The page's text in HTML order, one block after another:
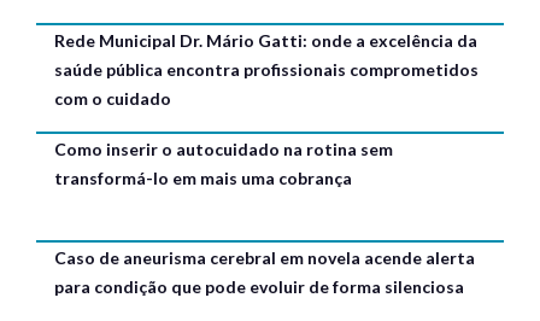
Rede Municipal Dr. Mário Gatti: onde a excelência da
saúde pública encontra profissionais comprometidos
com o cuidado
Como inserir o autocuidado na rotina sem
transformá-lo em mais uma cobrança
Caso de aneurisma cerebral em novela acende alerta
para condição que pode evoluir de forma silenciosa